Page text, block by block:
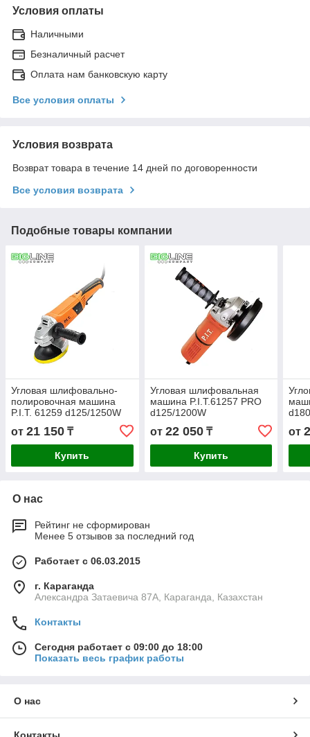
Условия оплаты
Наличными
Безналичный расчет
Оплата нам банковскую карту
Все условия оплаты
Условия возврата
Возврат товара в течение 14 дней по договоренности
Все условия возврата
Подобные товары компании
Угловая шлифовально-
полировочная машина
P.I.T. 61259 d125/1250W
от 21 150 ₸
Купить
Угловая шлифовальная
машина P.I.T.61257 PRO
d125/1200W
от 22 050₸
Купить
от
О нас
Рейтинг не сформирован
Менее 5 отзывов за последний год
Работает с 06.03.2015
г. Караганда
Александра Затаевича 87А, Караганда, Казахстан
Контакты
Сегодня работает с 09:00 до 18:00
Показать весь график работы
О нас